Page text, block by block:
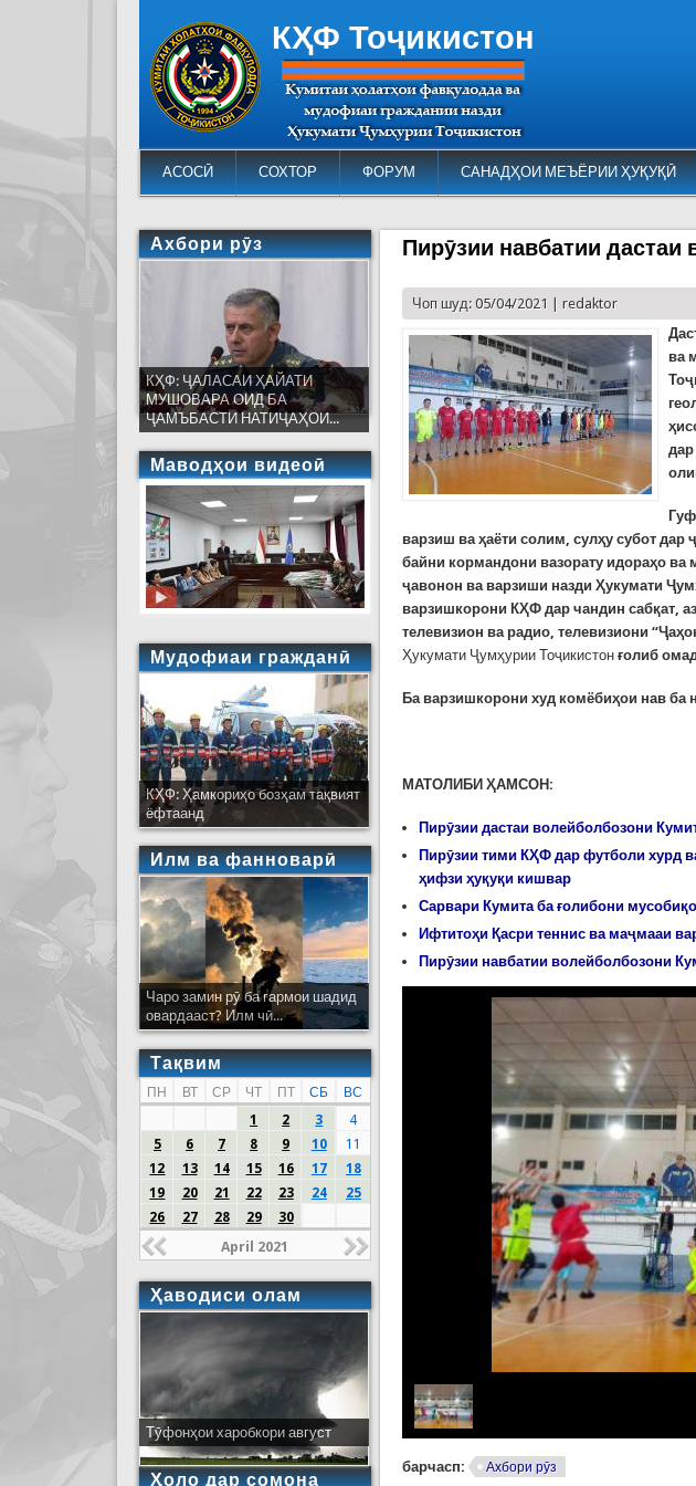
КҲФ Тоҷикистон
АСОСӢ СОХТОР ФОРУМ САНАДҲОИ МЕЪЁРИИ ҲУҚУҚӢ
Пирӯзии навбатии дастаи
Чоп шуд: 05/04/2021 |redaktor
ва
варзиш ва ҳаёти солим, сулҳу субот
байни кормандони вазорату идораҳо
ҷавонон ва варзиши назди Ҳукумати
варзишкорони КҲФ дар чандин сабқат,
телевизион ва радио, телевизиони
Ҳукумати Ҷумҳурии Тоҷикистонғолиб
Ба варзишкорони худ комёбиҳои нав ба
МАТОЛИБИ ҲАМСОН:
Пирӯзии дастаи волейболбозони
Пирӯзии тими КҲФ дар футболи хурд
ҳифзи ҳуқуқи кишвар
Сарвари Кумита ба ғолибони
Ифтитоҳи Қасри теннис ва маҷмааи
Пирӯзии навбатии волейболбозони
барчасп: Ахбори рӯз
Ахбори рӯз
КҲФ: ҶАЛАСАИ ҲАЙАТИ
МУШОВАРА ОИД БА
ҶАМЪБАСТИ НАТИҶАҲОИ...
Маводҳои видеоӣ
Мудофиаи гражданӣ
КҲФ: Ҳамкориҳо бозҳам тақвият
ёфтаанд
Илм ва фанноварӣ
Чаро замин рӯ ба гармои шадид
овардааст? Илм чӣ...
Тақвим
ПН ВТ СР ЧТ ПТ СБ
ВС
1
2 3
4
5
6 7 8 9 10
11
12
13 14 15 16 17
18
19
20 21 22 23 24
25
26
27 28 29 30
April 2021
Ҳаводиси олам
Тӯфонҳои харобкори август
Ҳоло дар сомона